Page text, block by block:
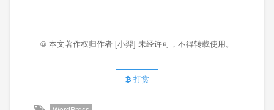
© 本文著作权归作者 [小羿] 未经许可，不得转载使用。
打赏